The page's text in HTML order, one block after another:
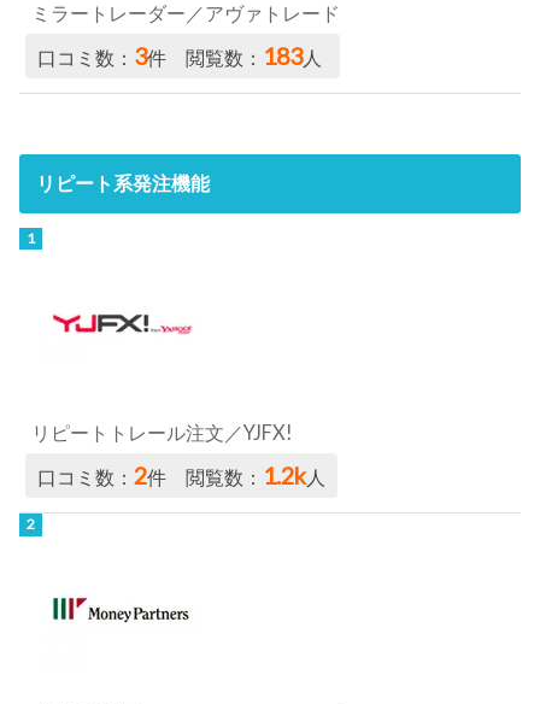
ミラートレーダー／アヴァトレード
口コミ数： 3件 閲覧数： 183人
リピート系発注機能
リピートトレール注文／YJFX!
口コミ数：2件 閲覧数： 1.2k人